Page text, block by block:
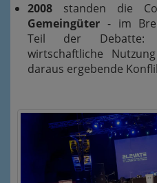
2008 standen die
Gemeingüter - im
Teil der
wirtschaftliche
daraus ergebende